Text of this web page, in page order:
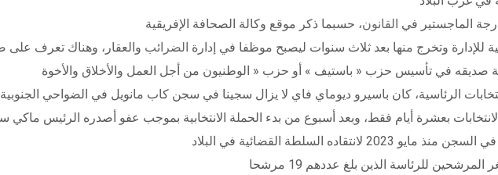
القانون
للإدارة وتخرج منها بعد ثلاث سنوات ليصبح موظفا في إدارة الضرائب
الرئاسية، كان باسيرو ديوماي فاي لا يزال سجينا في سجن كاب مانويل في الضواحي الجنوبية